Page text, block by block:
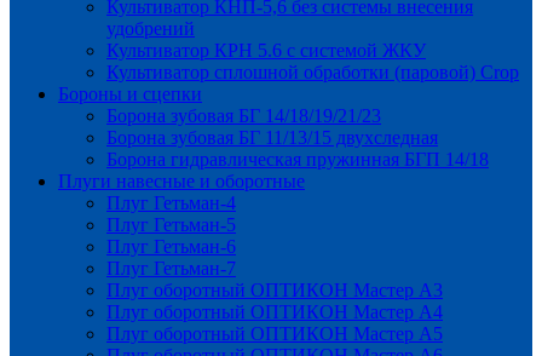
Культиватор КНП-5,6 без системы внесения
удобрений
Культиватор КРН 5.6 с системой ЖКУ
Культиватор сплошной обработки (паровой) Crop
Бороны и сцепки
Борона зубовая БГ 14/18/19/21/23
Борона зубовая БГ 11/13/15 двухследная
Борона гидравлическая пружинная БГП 14/18
Плуги навесные и оборотные
Плуг Гетьман-4
Плуг Гетьман-5
Плуг Гетьман-6
Плуг Гетьман-7
Плуг оборотный ОПТИКОН Мастер А3
Плуг оборотный ОПТИКОН Мастер А4
Плуг оборотный ОПТИКОН Мастер А5